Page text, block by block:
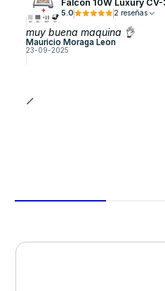
Falcon 10W Luxury
5.0 2 reseñas
muy buena maquina 👌
Mauricio Moraga Leon
23-09-2025